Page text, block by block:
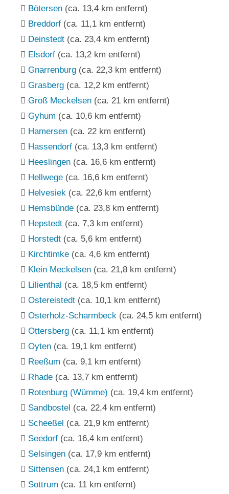
Bötersen (ca. 13,4 km entfernt)
Breddorf (ca. 11,1 km entfernt)
Deinstedt (ca. 23,4 km entfernt)
Elsdorf (ca. 13,2 km entfernt)
Gnarrenburg (ca. 22,3 km entfernt)
Grasberg (ca. 12,2 km entfernt)
Groß Meckelsen (ca. 21 km entfernt)
Gyhum (ca. 10,6 km entfernt)
Hamersen (ca. 22 km entfernt)
Hassendorf (ca. 13,3 km entfernt)
Heeslingen (ca. 16,6 km entfernt)
Hellwege (ca. 16,6 km entfernt)
Helvesiek (ca. 22,6 km entfernt)
Hemsbünde (ca. 23,8 km entfernt)
Hepstedt (ca. 7,3 km entfernt)
Horstedt (ca. 5,6 km entfernt)
Kirchtimke (ca. 4,6 km entfernt)
Klein Meckelsen (ca. 21,8 km entfernt)
Lilienthal (ca. 18,5 km entfernt)
Ostereistedt (ca. 10,1 km entfernt)
Osterholz-Scharmbeck (ca. 24,5 km entfernt)
Ottersberg (ca. 11,1 km entfernt)
Oyten (ca. 19,1 km entfernt)
Reeßum (ca. 9,1 km entfernt)
Rhade (ca. 13,7 km entfernt)
Rotenburg (Wümme) (ca. 19,4 km entfernt)
Sandbostel (ca. 22,4 km entfernt)
Scheeßel (ca. 21,9 km entfernt)
Seedorf (ca. 16,4 km entfernt)
Selsingen (ca. 17,9 km entfernt)
Sittensen (ca. 24,1 km entfernt)
Sottrum (ca. 11 km entfernt)